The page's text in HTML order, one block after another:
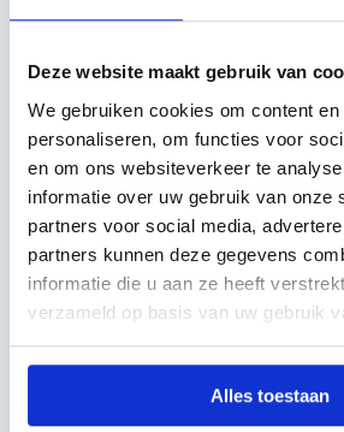
Deze website maakt gebruik van
We gebruiken cookies om content
personaliseren, om functies voor
en om ons websiteverkeer te
informatie over uw gebruik van onze
partners voor social media,
partners kunnen deze gegevens
informatie die u aan ze heeft
verzameld op basis van uw gebruik
Alles toestaan
Rotterdam
Dubbele poort op